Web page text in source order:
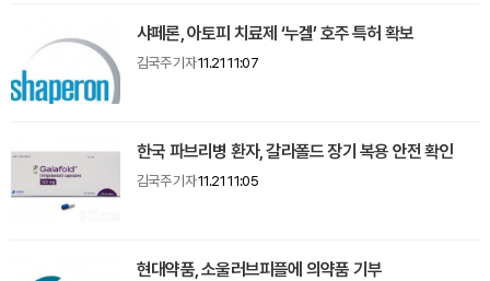
샤페론, 아토피 치료제 ‘누겔’ 호주 특허 확보
김국주 기자11.21 11:07
한국 파브리병 환자, 갈라폴드 장기 복용 안전 확인
김국주 기자11.21 11:05
현대약품, 소울러브피플에 의약품 기부